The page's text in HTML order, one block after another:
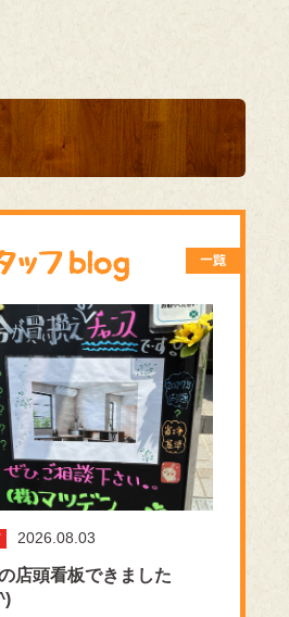
2026.08.03
店頭看板できました